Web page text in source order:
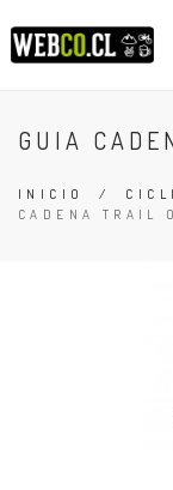
GUIA
INICIO /
CADENA TRAIL